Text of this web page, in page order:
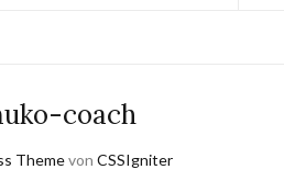
coach
Themevon CSSIgniter